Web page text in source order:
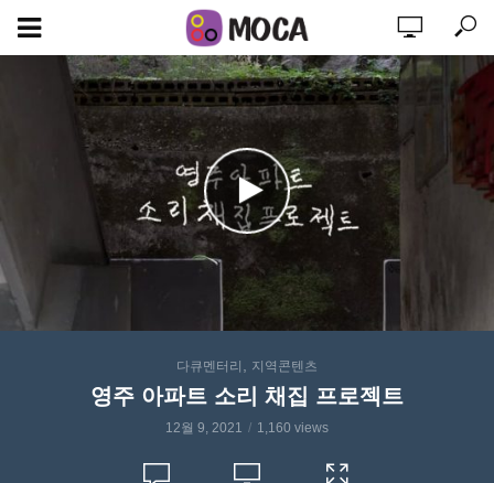
다큐멘터리 지역콘텐츠
영주 아파트 소리 채집 프로젝트
12월 9, 2021 1,160 views